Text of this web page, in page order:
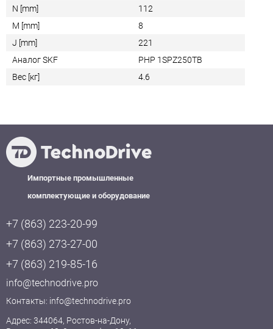
N [mm]
112
M [mm]
8
J [mm]
221
Аналог SKF
PHP 1SPZ250TB
Вес [кг]
4.6
Импортные промышленные
комплектующие и оборудование
+7 (863) 223-20-99
+7 (863) 273-27-00
+7 (863) 219-85-16
info@technodrive.pro
Контакты: info@technodrive.pro
Адрес: 344064, Ростов-на-Дону,